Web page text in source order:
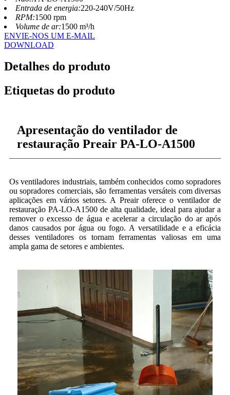
Entrada de energia:220-240V/50Hz
RPM:1500 rpm
Volume de ar:1500 m³/h
ENVIE-NOS UM E-MAIL
DOWNLOAD
Detalhes do produto
Etiquetas do produto
Apresentação do ventilador de
restauração Preair PA-LO-A1500
Os ventiladores industriais, também conhecidos como sopradores
ou sopradores comerciais, são ferramentas versáteis com diversas
aplicações em vários setores. A Preair oferece o ventilador de
restauração PA-LO-A1500 de alta qualidade, ideal para ajudar a
remover o excesso de água e acelerar a circulação do ar após
danos causados ​​por água ou fogo. A versatilidade e a eficácia
desses ventiladores os tornam ferramentas valiosas em uma
ampla gama de setores e ambientes.